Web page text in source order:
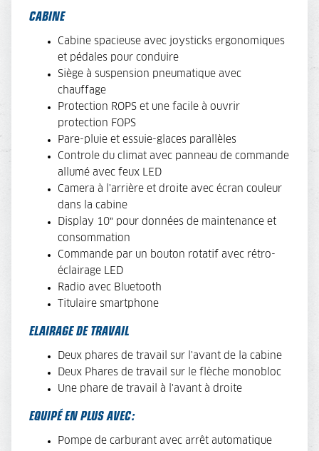
CABINE
Cabine spacieuse avec joysticks ergonomiques
et pédales pour conduire
Siège à suspension pneumatique avec
chauffage
Protection ROPS et une facile à ouvrir
protection FOPS
Pare-pluie et essuie-glaces parallèles
Controle du climat avec panneau de commande
allumé avec feux LED
Camera à l'arrière et droite avec écran couleur
dans la cabine
Display 10” pour données de maintenance et
consommation
Commande par un bouton rotatif avec rétro-
éclairage LED
Radio avec Bluetooth
Titulaire smartphone
ELAIRAGE DE TRAVAIL
Deux phares de travail sur l'avant de la cabine
Deux Phares de travail sur le flèche monobloc
Une phare de travail à l'avant à droite
EQUIPÉ EN PLUS AVEC:
Pompe de carburant avec arrêt automatique